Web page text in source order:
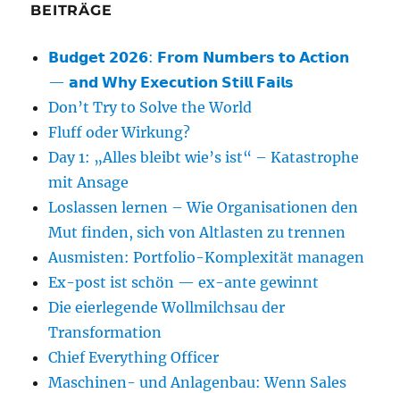
BEITRÄGE
𝗕𝘂𝗱𝗴𝗲𝘁 𝟮𝟬𝟮𝟲: 𝗙𝗿𝗼𝗺 𝗡𝘂𝗺𝗯𝗲𝗿𝘀 𝘁𝗼 𝗔𝗰𝘁𝗶𝗼𝗻
— 𝗮𝗻𝗱 𝗪𝗵𝘆 𝗘𝘅𝗲𝗰𝘂𝘁𝗶𝗼𝗻 𝗦𝘁𝗶𝗹𝗹 𝗙𝗮𝗶𝗹𝘀
Don’t Try to Solve the World
Fluff oder Wirkung?
Day 1: „Alles bleibt wie’s ist“ – Katastrophe
mit Ansage
Loslassen lernen – Wie Organisationen den
Mut finden, sich von Altlasten zu trennen
Ausmisten: Portfolio-Komplexität managen
Ex-post ist schön — ex-ante gewinnt
Die eierlegende Wollmilchsau der
Transformation
Chief Everything Officer
Maschinen- und Anlagenbau: Wenn Sales